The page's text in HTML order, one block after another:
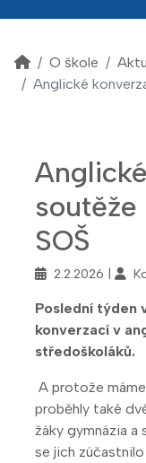
O škole
Anglické
SOŠ
2.2.2026
Poslední týden
konverzací v
středoškoláků.
A protože
proběhly také
žáky gymnázia a
se jich